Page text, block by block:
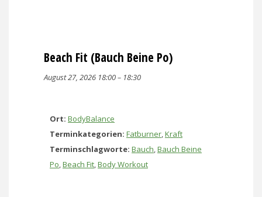
Beach Fit (Bauch Beine Po)
August 27, 2026 18:00– 18:30
Ort: BodyBalance
Terminkategorien: Fatburner,Kraft
Terminschlagworte: Bauch,Bauch Beine
Po,Beach Fit,Body Workout